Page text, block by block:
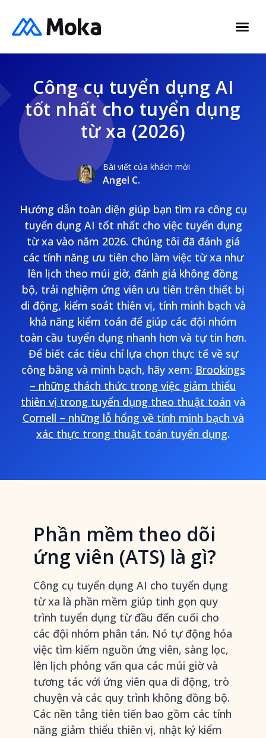
Công cụ tuyển dụng AI
tốt nhất cho tuyển dụng
từ xa (2026)
Bài viết của khách mời
Angel C.
Hướng dẫn toàn diện giúp bạn tìm ra công cụ
tuyển dụng AI tốt nhất cho việc tuyển dụng
từ xa vào năm 2026. Chúng tôi đã đánh giá
các tính năng ưu tiên cho làm việc từ xa như
lên lịch theo múi giờ, đánh giá không đồng
bộ, trải nghiệm ứng viên ưu tiên trên thiết bị
di động, kiểm soát thiên vị, tính minh bạch và
khả năng kiểm toán để giúp các đội nhóm
toàn cầu tuyển dụng nhanh hơn và tự tin hơn.
Để biết các tiêu chí lựa chọn thực tế về sự
công bằng và minh bạch, hãy xem: Brookings
– những thách thức trong việc giảm thiểu
thiên vị trong tuyển dụng theo thuật toán và
Cornell – những lỗ hổng về tính minh bạch và
xác thực trong thuật toán tuyển dụng.
Phần mềm theo dõi
ứng viên (ATS) là gì?
Công cụ tuyển dụng AI cho tuyển dụng
từ xa là phần mềm giúp tinh gọn quy
trình tuyển dụng từ đầu đến cuối cho
các đội nhóm phân tán. Nó tự động hóa
việc tìm kiếm nguồn ứng viên, sàng lọc,
lên lịch phỏng vấn qua các múi giờ và
tương tác với ứng viên qua di động, trò
chuyện và các quy trình không đồng bộ.
Các nền tảng tiên tiến bao gồm các tính
năng giảm thiểu thiên vị, nhật ký kiểm